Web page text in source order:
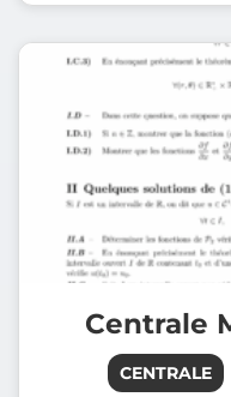
Centrale
CENTRALE